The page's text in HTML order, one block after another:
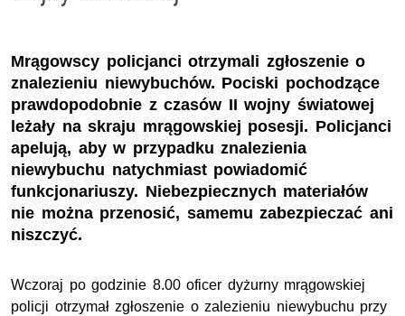
Mrągowscy policjanci otrzymali zgłoszenie o
znalezieniu niewybuchów. Pociski pochodzące
prawdopodobnie z czasów II wojny światowej
leżały na skraju mrągowskiej posesji. Policjanci
apelują, aby w przypadku znalezienia
niewybuchu natychmiast powiadomić
funkcjonariuszy. Niebezpiecznych materiałów
nie można przenosić, samemu zabezpieczać ani
niszczyć.
Wczoraj po godzinie 8.00 oficer dyżurny mrągowskiej
policji otrzymał zgłoszenie o zalezieniu niewybuchu przy